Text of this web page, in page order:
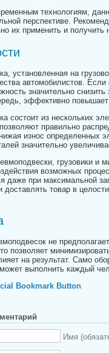
технологиям,
перспективе.
их применить и получить
установленная на
автомобилистов. Если
значительно
эффективно
состоит из нескольких
правильно
износ определенных
значительно
грузовики и
возможных
даже при максимальной
доставлять товар в
не
позволяет
на результат. Само
выполнить каждый
Имя